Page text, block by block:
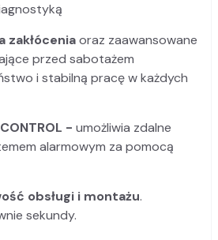
zakłóceniaoraz zaawansowane
przed sabotażem
i stabilną pracę w każdych
- umożliwia zdalne
alarmowym za pomocą
obsługi i montażu.
sekundy.